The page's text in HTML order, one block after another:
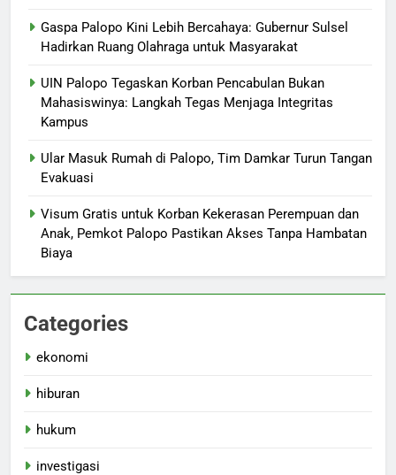
Gaspa Palopo Kini Lebih Bercahaya: Gubernur Sulsel
Hadirkan Ruang Olahraga untuk Masyarakat
UIN Palopo Tegaskan Korban Pencabulan Bukan
Mahasiswinya: Langkah Tegas Menjaga Integritas
Kampus
Ular Masuk Rumah di Palopo, Tim Damkar Turun Tangan
Evakuasi
Visum Gratis untuk Korban Kekerasan Perempuan dan
Anak, Pemkot Palopo Pastikan Akses Tanpa Hambatan
Biaya
Categories
ekonomi
hiburan
hukum
investigasi